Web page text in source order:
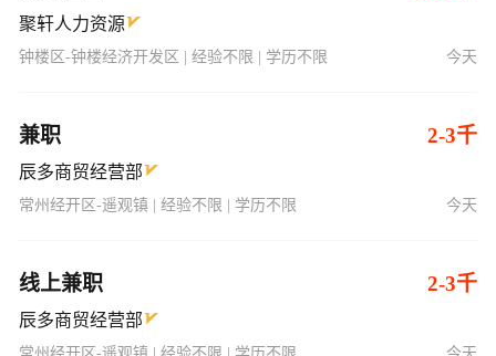
聚轩人力资源
钟楼区-钟楼经济开发区 | 经验不限 | 学历不限 今天
兼职 2-3千
辰多商贸经营部
常州经开区-遥观镇 | 经验不限 | 学历不限 今天
线上兼职 2-3千
辰多商贸经营部